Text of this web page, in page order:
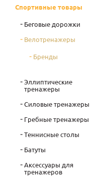
Спортивные товары
Беговые дорожки
Велотренажеры
Бренды
Эллиптические
тренажеры
Силовые тренажеры
Гребные тренажеры
Теннисные столы
Батуты
Аксессуары для
тренажеров